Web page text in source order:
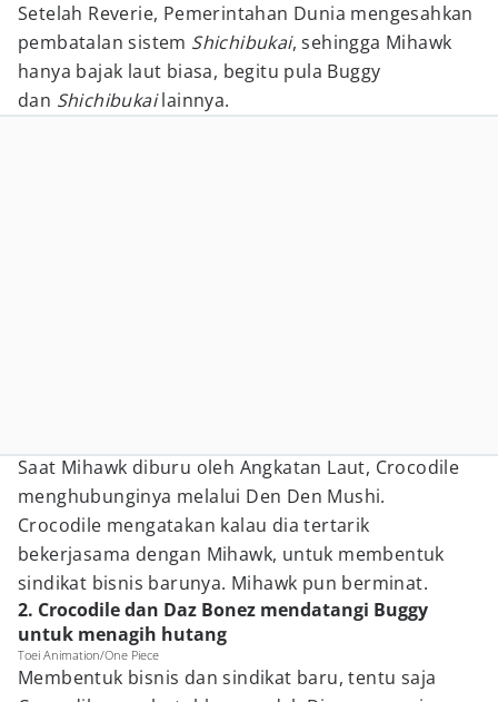
Setelah Reverie, Pemerintahan Dunia mengesahkan
pembatalan sistem Shichibukai, sehingga Mihawk
hanya bajak laut biasa, begitu pula Buggy
dan Shichibukailainnya.
Saat Mihawk diburu oleh Angkatan Laut, Crocodile
menghubunginya melalui Den Den Mushi.
Crocodile mengatakan kalau dia tertarik
bekerjasama dengan Mihawk, untuk membentuk
sindikat bisnis barunya. Mihawk pun berminat.
2. Crocodile dan Daz Bonez mendatangi Buggy
untuk menagih hutang
Toei Animation/One Piece
Membentuk bisnis dan sindikat baru, tentu saja